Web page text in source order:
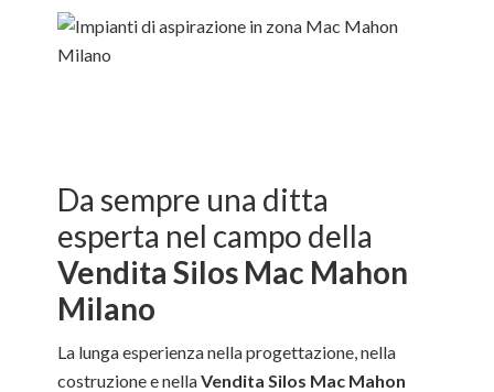
Da sempre una ditta
esperta nel campo della
Vendita Silos Mac Mahon
Milano
La lunga esperienza nella progettazione, nella
costruzione e nellaVendita Silos Mac Mahon